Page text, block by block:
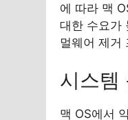
에 따라 맥
대한 수요가
멀웨어 제거
시스템
맥 OS에서